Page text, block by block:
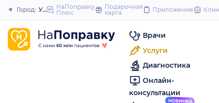
to
Закрыть
Город: Уфа
НаПоправку
Плюс
Подарочная
карта
Приложение
Врачи
Услуги
Диагностика
Онлайн-
консультации